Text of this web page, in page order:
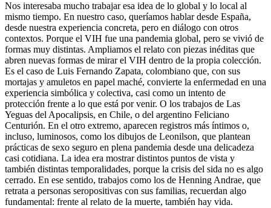
Nos interesaba mucho trabajar esa idea de lo global y lo local al
mismo tiempo. En nuestro caso, queríamos hablar desde España,
desde nuestra experiencia concreta, pero en diálogo con otros
contextos. Porque el VIH fue una pandemia global, pero se vivió de
formas muy distintas. Ampliamos el relato con piezas inéditas que
abren nuevas formas de mirar el VIH dentro de la propia colección.
Es el caso de Luis Fernando Zapata, colombiano que, con sus
mortajas y amuletos en papel maché, convierte la enfermedad en una
experiencia simbólica y colectiva, casi como un intento de
protección frente a lo que está por venir. O los trabajos de Las
Yeguas del Apocalipsis, en Chile, o del argentino Feliciano
Centurión. En el otro extremo, aparecen registros más íntimos o,
incluso, luminosos, como los dibujos de Leonilson, que plantean
prácticas de sexo seguro en plena pandemia desde una delicadeza
casi cotidiana. La idea era mostrar distintos puntos de vista y
también distintas temporalidades, porque la crisis del sida no es algo
cerrado. En ese sentido, trabajos como los de Henning Andrae, que
retrata a personas seropositivas con sus familias, recuerdan algo
fundamental: frente al relato de la muerte, también hay vida.